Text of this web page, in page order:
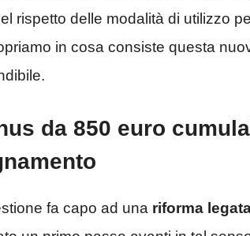
rispetto delle modalità di utilizzo
in cosa consiste questa
da 850 euro
fa capo ad una riforma